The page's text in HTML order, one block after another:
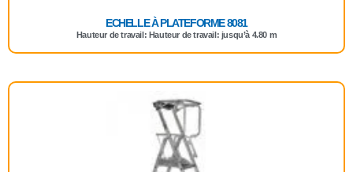
ECHELLE À PLATEFORME 8081
Hauteur de travail: Hauteur de travail: jusqu’à 4.80 m